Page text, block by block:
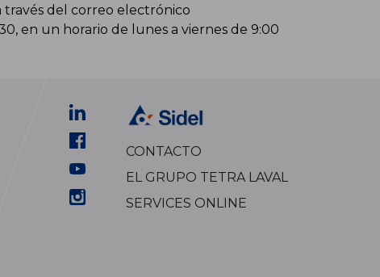
través del correo electrónico
en un horario de lunes a viernes de 9:00
CONTACTO
EL GRUPO TETRA LAVAL
SERVICES ONLINE